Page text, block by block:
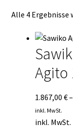
Mein Konto
Mein Konto
Vertrag widerrufen
Alle 4 Ergebnisse
Agito
1.867,00 €–
inkl. MwSt.
inkl. MwSt.